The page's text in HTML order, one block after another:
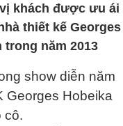
khách được ưu ái
thiết kế Georges
năm 2013